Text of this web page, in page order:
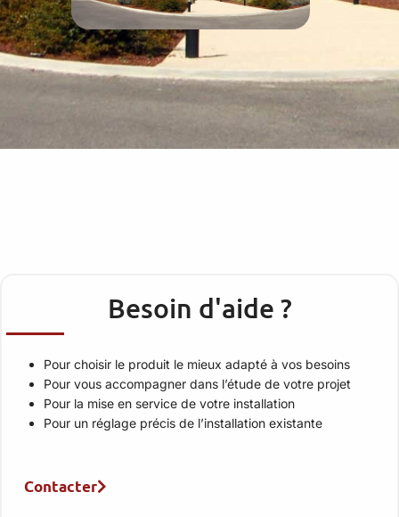
Besoin d'aide ?
Pour choisir le produit le mieux adapté à vos besoins
Pour vous accompagner dans l’étude de votre projet
Pour la mise en service de votre installation
Pour un réglage précis de l’installation existante
Contacter